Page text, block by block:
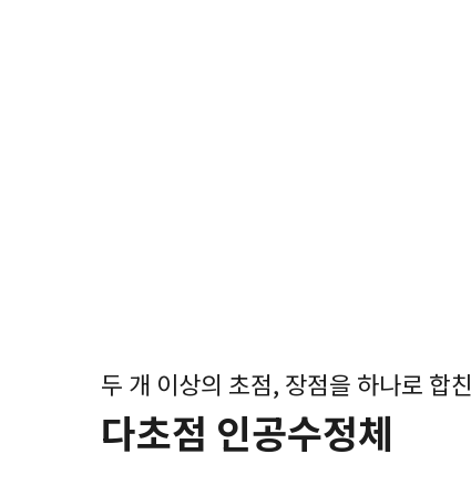
두 개 이상의 초점, 장점을 하나로 합친
다초점 인공수정체